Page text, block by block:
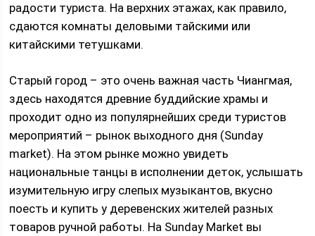
радости туриста. На верхних этажах, как правило,
сдаются комнаты деловыми тайскими или
китайскими тетушками.
Старый город – это очень важная часть Чиангмая,
здесь находятся древние буддийские храмы и
проходит одно из популярнейших среди туристов
мероприятий – рынок выходного дня (Sunday
market). На этом рынке можно увидеть
национальные танцы в исполнении деток, услышать
изумительную игру слепых музыкантов, вкусно
поесть и купить у деревенских жителей разных
товаров ручной работы. На Sunday Market вы